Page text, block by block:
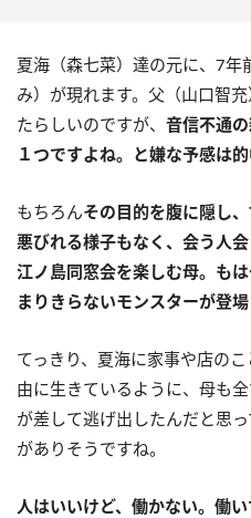
夏海（森七菜）達の元に、7年
み）が現れます。父（山口智
たらしいのですが、 音信不通
１つですよね。と嫌な予感は的
もちろんその目的を腹に隠し
悪びれる様子もなく、会う人
江ノ島同窓会を楽しむ母。も
まりきらないモンスターが登場
てっきり、夏海に家事や店の
由に生きているように、母も
が差して逃げ出したんだと思
がありそうですね。
人はいいけど、働かない。働